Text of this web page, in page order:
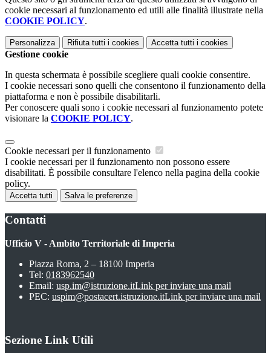
cookie necessari al funzionamento ed utili alle finalità illustrate nella
COOKIE POLICY.
Personalizza Rifiuta tutti i cookies Accetta tutti i cookies
Gestione cookie
In questa schermata è possibile scegliere quali cookie consentire.
I cookie necessari sono quelli che consentono il funzionamento della
piattaforma e non è possibile disabilitarli.
Per conoscere quali sono i cookie necessari al funzionamento potete
visionare la COOKIE POLICY.
Cookie necessari per il funzionamento
I cookie necessari per il funzionamento non possono essere
disabilitati. È possibile consultare l'elenco nella pagina della cookie
policy.
Accetta tutti Salva le preferenze
Contatti
Ufficio V - Ambito Territoriale di Imperia
Piazza Roma, 2 – 18100 Imperia
Tel: 0183962540
Email: usp.im@istruzione.itLink per inviare una mail
PEC: uspim@postacert.istruzione.itLink per inviare una mail
Sezione Link Utili